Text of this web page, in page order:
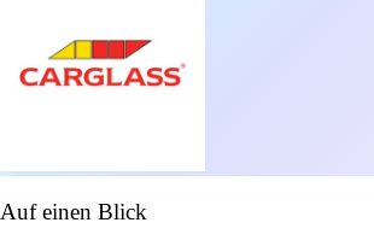
Auf einen Blick